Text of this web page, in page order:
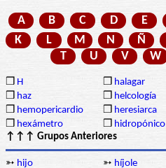
A B C D E
K
L M N Ñ
T
U V W
❒ H ❒ halagar
❒ haz ❒ helcología
❒ hemopericardio ❒ heresiarca
❒ hexámetro ❒ hidropónico
↑↑↑ Grupos Anteriores
➳ hijo ➳ híjole